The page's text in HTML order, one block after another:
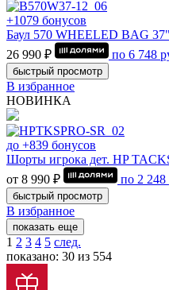
+1079 бонусов
Баул 570 WHEELED BAG
26 990 ₽
по 6 748
быстрый просмотр
В избранное
НОВИНКА
до +839 бонусов
Шорты игрока дет. HP
от 8 990 ₽
по 2 248
быстрый просмотр
В избранное
показать еще
1 2 3 4 5 след.
показано: 30 из 554